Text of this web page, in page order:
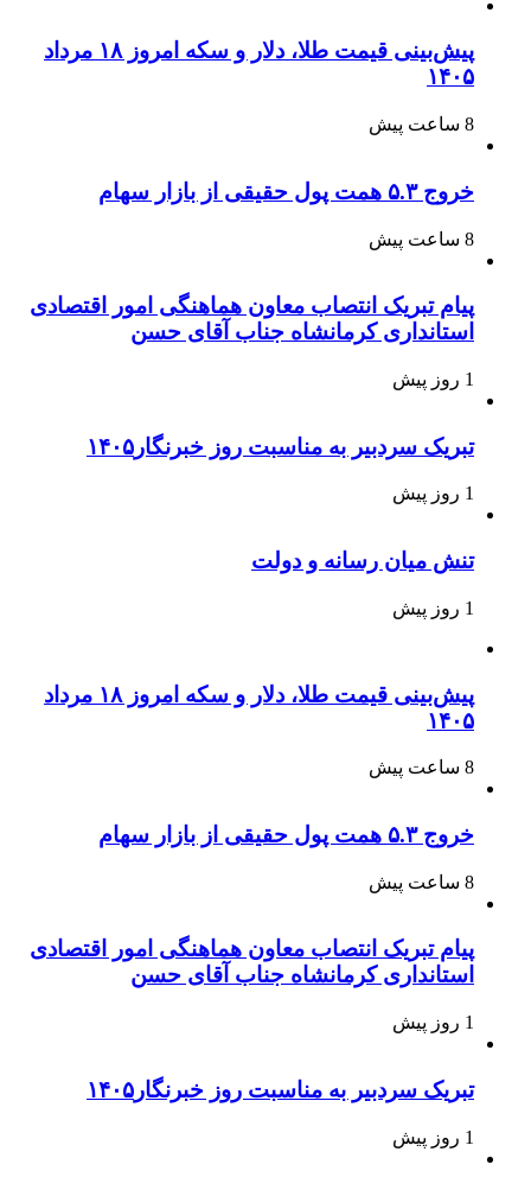
پیش‌بینی قیمت طلا، دلار و سکه امروز ۱۸ مرداد
۱۴۰۵
8 ساعت پیش
خروج ۵.۳ همت پول حقیقی از بازار سهام
8 ساعت پیش
پیام تبریک انتصاب معاون هماهنگی امور اقتصادی
استانداری کرمانشاه جناب آقای حسن
1 روز پیش
تبریک سردبیر به مناسبت روز خبرنگار۱۴۰۵
1 روز پیش
تنش میان رسانه و دولت
1 روز پیش
پیش‌بینی قیمت طلا، دلار و سکه امروز ۱۸ مرداد
۱۴۰۵
8 ساعت پیش
خروج ۵.۳ همت پول حقیقی از بازار سهام
8 ساعت پیش
پیام تبریک انتصاب معاون هماهنگی امور اقتصادی
استانداری کرمانشاه جناب آقای حسن
1 روز پیش
تبریک سردبیر به مناسبت روز خبرنگار۱۴۰۵
1 روز پیش